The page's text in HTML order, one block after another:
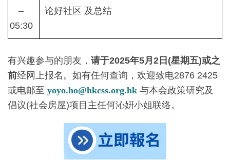
–
05:30
论好社区 及总结
有兴趣参与的朋友， 请于2025年5月2日(星期五)或之
前经网上报名。如有任何查询，欢迎致电2876 2425
或电邮至 yoyo.ho@hkcss.org.hk 与本会政策研究及
倡议(社会房屋)项目主任何沁姸小姐联络。